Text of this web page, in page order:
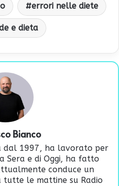
errori nelle diete
e dieta
Bianco
dal 1997, ha lavorato per
Sera e di Oggi, ha fatto
conduce un
le mattine su Radio